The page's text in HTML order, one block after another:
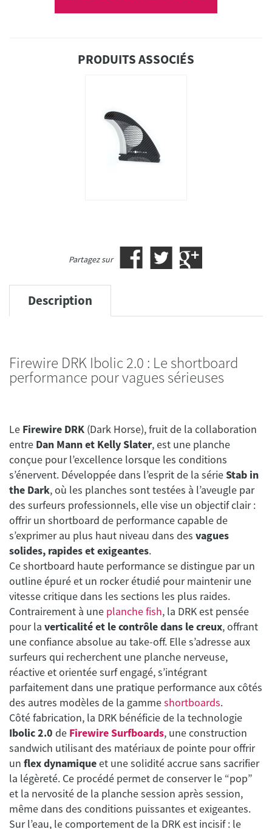
PRODUITS ASSOCIÉS
Partagez sur
Description
Firewire DRK Ibolic 2.0 : Le shortboard
performance pour vagues sérieuses
Le Firewire DRK (Dark Horse), fruit de la collaboration
entre Dan Mann et Kelly Slater, est une planche
conçue pour l’excellence lorsque les conditions
s’énervent. Développée dans l’esprit de la sérieStab in
the Dark, où les planches sont testées à l’aveugle par
des surfeurs professionnels, elle vise un objectif clair :
offrir un shortboard de performance capable de
s’exprimer au plus haut niveau dans des vagues
solides, rapides et exigeantes.
Ce shortboard haute performance se distingue par un
outline épuré et un rocker étudié pour maintenir une
vitesse critique dans les sections les plus raides.
Contrairement à une planche fish, la DRK est pensée
pour la verticalité et le contrôle dans le creux, offrant
une confiance absolue au take-off. Elle s’adresse aux
surfeurs qui recherchent une planche nerveuse,
réactive et orientée surf engagé, s’intégrant
parfaitement dans une pratique performance aux côtés
des autres modèles de la gammeshortboards.
Côté fabrication, la DRK bénéficie de la technologie
Ibolic 2.0 de Firewire Surfboards, une construction
sandwich utilisant des matériaux de pointe pour offrir
un flex dynamiqueet une solidité accrue sans sacrifier
la légèreté. Ce procédé permet de conserver le “pop”
et la nervosité de la planche session après session,
même dans des conditions puissantes et exigeantes.
Sur l’eau, le comportement de la DRK est incisif : le